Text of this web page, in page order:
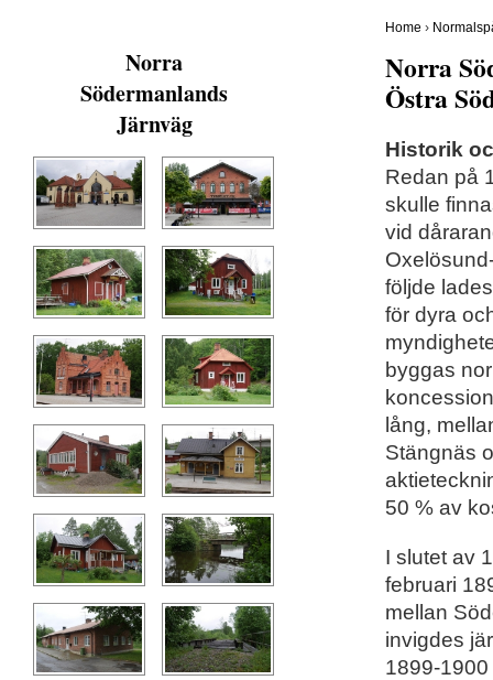
Home ›
Norra
Östra
Historik
Redan på
skulle
vid
följde
för dyra
byggas
lång,
Stängnäs
50 % av
I slutet av
februari
mellan
invigdes
1899-
Norra
Södermanlands
Järnväg